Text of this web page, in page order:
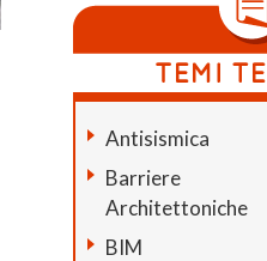
Antisismica
Barriere
Architettoniche
BIM